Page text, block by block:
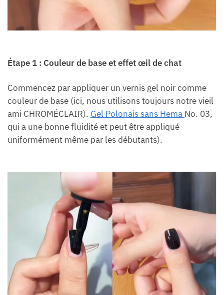
Étape 1 : Couleur de base et effet œil de chat
Commencez par appliquer un vernis gel noir comme
couleur de base (ici, nous utilisons toujours notre vieil
ami CHROMÉCLAIR). Gel Polonais sans Hema No. 03,
qui a une bonne fluidité et peut être appliqué
uniformément même par les débutants).